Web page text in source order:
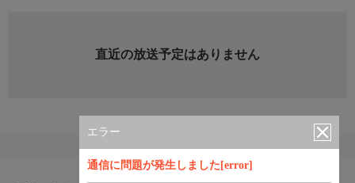
エラー
通信に問題が発生しました[error]
直近の放送予定はありません